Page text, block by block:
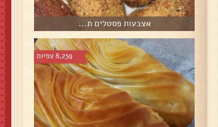
אצבעות פסטלים ת...
8,239 צפיות